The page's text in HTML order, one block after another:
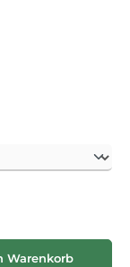
benutze die
Warenkorb